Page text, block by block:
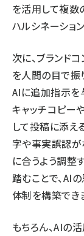
を活用して複数
ハルシネーショ
次に、ブランド
を人間の目で振
AIに追加指示を
キャッチコピー
して投稿に添え
字や事実誤認が
に合うよう調整
踏むことで、AI
体制を構築でき
もちろん、AIの